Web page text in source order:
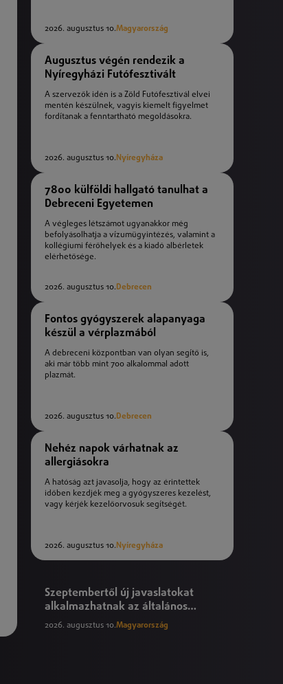
2026. augusztus 10.Magyarország
Augusztus végén rendezik a
Nyíregyházi Futófesztivált
A szervezők idén is a Zöld Futófesztivál elvei
mentén készülnek, vagyis kiemelt figyelmet
fordítanak a fenntartható megoldásokra.
2026. augusztus 10. Nyíregyháza
7800 külföldi hallgató tanulhat a
Debreceni Egyetemen
A végleges létszámot ugyanakkor még
befolyásolhatja a vízumügyintézés, valamint a
kollégiumi férőhelyek és a kiadó albérletek
elérhetősége.
2026. augusztus 10.Debrecen
Fontos gyógyszerek alapanyaga
készül a vérplazmából
A debreceni központban van olyan segítő is,
aki már több mint 700 alkalommal adott
plazmát.
2026. augusztus 10.Debrecen
Nehéz napok várhatnak az
allergiásokra
A hatóság azt javasolja, hogy az érintettek
időben kezdjék meg a gyógyszeres kezelést,
vagy kérjék kezelőorvosuk segítségét.
2026. augusztus 10. Nyíregyháza
Szeptembertől új javaslatokat
alkalmazhatnak az általános
iskolák
2026. augusztus 10.Magyarország